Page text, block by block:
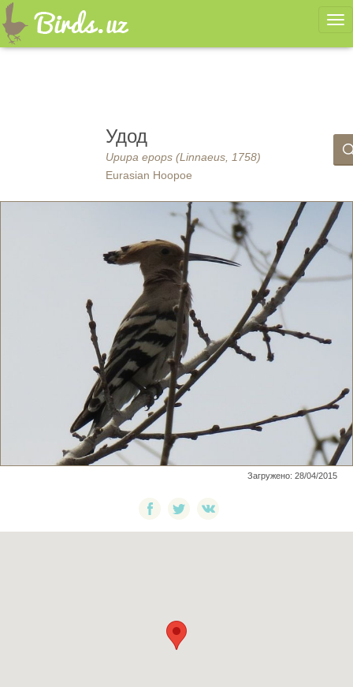
Удод
Upupa epops (Linnaeus, 1758)
Eurasian Hoopoe
Загружено: 28/04/2015